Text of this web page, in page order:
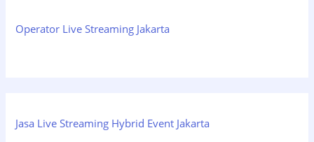
Operator Live Streaming Jakarta
Jasa Live Streaming Hybrid Event Jakarta